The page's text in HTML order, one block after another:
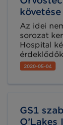
Az idei
sorozat
Hospital
2020-05-04
GS1
O’Lakes